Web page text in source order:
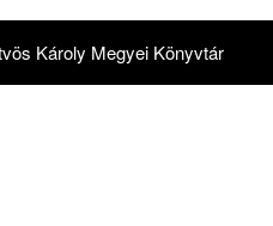
Károly Megyei Könyvtár